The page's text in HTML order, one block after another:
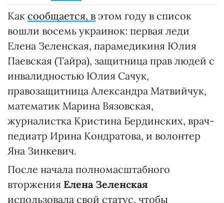
Как сообщается, в этом году в список
вошли восемь украинок: первая леди
Елена Зеленская, парамедикиня Юлия
Паевская (Тайра), защитница прав людей с
инвалидностью Юлия Сачук,
правозащитница Александра Матвийчук,
математик Марина Вязовская,
журналистка Кристина Бердинских, врач-
педиатр Ирина Кондратова, и волонтер
Яна Зинкевич.
После начала полномасштабного
вторжения Елена Зеленская
использовала свой статус, чтобы